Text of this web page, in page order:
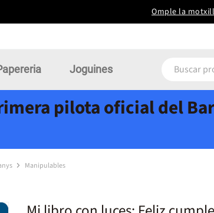
Omple la
Joguines
pilota oficial del
Manipulables